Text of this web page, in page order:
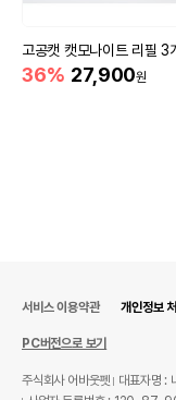
고공캣 캣모나이트 리필 3
36% 27,900원
서비스 이용약관 개인정보
PC버전으로 보기
주식회사 어바웃펫
대표자명 :